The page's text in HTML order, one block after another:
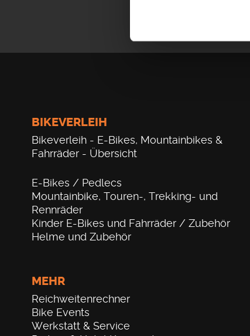
BIKEVERLEIH
Bikeverleih - E-Bikes, Mountainbikes &
Fahrräder - Übersicht
E-Bikes / Pedlecs
Mountainbike, Touren-, Trekking- und
Rennräder
Kinder E-Bikes und Fahrräder / Zubehör
Helme und Zubehör
MEHR
Reichweitenrechner
Bike Events
Werkstatt & Service